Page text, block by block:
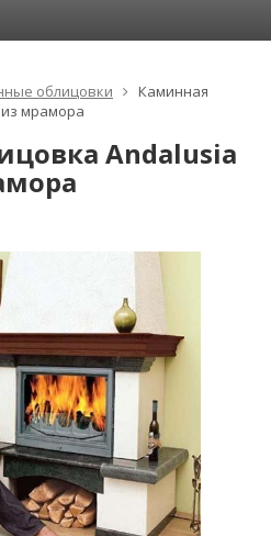
облицовки
Каминная
мрамора
Andalusia